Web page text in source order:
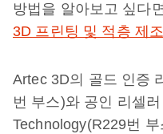
방법을 알아보고 싶다
3D 프린팅 및 적층 제
Artec 3D의 골드 인증
번 부스)와 공인 리셀
Technology(R229번